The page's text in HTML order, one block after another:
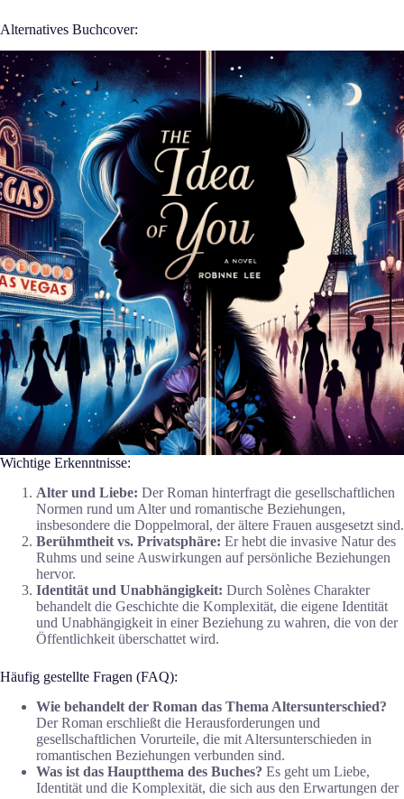
Alternatives Buchcover:
Wichtige Erkenntnisse:
Alter und Liebe: Der Roman hinterfragt die gesellschaftlichen
Normen rund um Alter und romantische Beziehungen,
insbesondere die Doppelmoral, der ältere Frauen ausgesetzt sind.
Berühmtheit vs. Privatsphäre: Er hebt die invasive Natur des
Ruhms und seine Auswirkungen auf persönliche Beziehungen
hervor.
Identität und Unabhängigkeit: Durch Solènes Charakter
behandelt die Geschichte die Komplexität, die eigene Identität
und Unabhängigkeit in einer Beziehung zu wahren, die von der
Öffentlichkeit überschattet wird.
Häufig gestellte Fragen (FAQ):
Wie behandelt der Roman das Thema Altersunterschied?
Der Roman erschließt die Herausforderungen und
gesellschaftlichen Vorurteile, die mit Altersunterschieden in
romantischen Beziehungen verbunden sind.
Was ist das Hauptthema des Buches? Es geht um Liebe,
Identität und die Komplexität, die sich aus den Erwartungen der